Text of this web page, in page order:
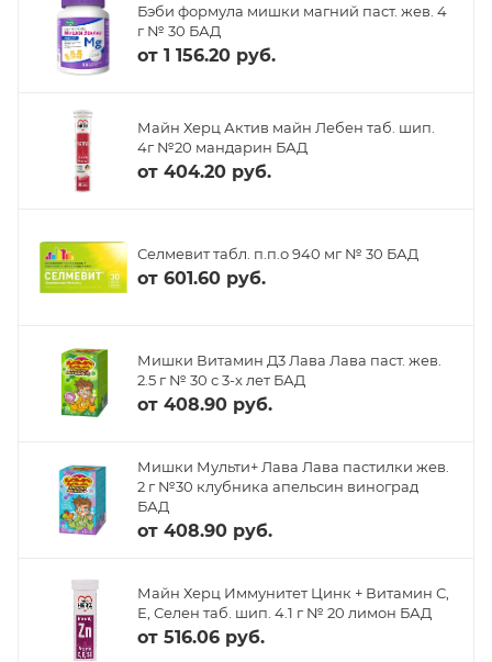
Бэби формула мишки магний паст. жев. 4
г № 30 БАД
от 1 156.20 руб.
Майн Херц Актив майн Лебен таб. шип.
4г №20 мандарин БАД
от 404.20 руб.
Селмевит табл. п.п.о 940 мг № 30 БАД
от 601.60 руб.
Мишки Витамин Д3 Лава Лава паст. жев.
2.5 г № 30 с 3-х лет БАД
от 408.90 руб.
Мишки Мульти+ Лава Лава пастилки жев.
2 г №30 клубника апельсин виноград
БАД
от 408.90 руб.
Майн Херц Иммунитет Цинк + Витамин С,
Е, Селен таб. шип. 4.1 г № 20 лимон БАД
от 516.06 руб.